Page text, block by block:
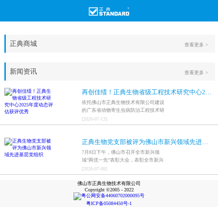
正典商城 查看更多 >
新闻资讯
再创佳绩！正典生物省级工程技术研究中心2025年度动态评估获评优秀
依托佛山市正典生物技术有限公司建设
的广东省动物寄生虫病防治工程技术研
究中心，在全省参评科研平台中综合表
现突出，成功获评最高评价等级“优
[2026-07-13]
正典生物党支部被评为佛山市新兴领域先进基层党组织
7月8日下午，佛山市召开全市新兴领
域“两优一先”表彰大会，表彰全市新兴
领域优秀共产党员、优秀党务工作者和
先进基层党组织，中共佛山市正典生物
技术有限公司支部委员会被评为佛山市
新兴领域先进基层党组织。
[2026-07-08]
查看更多 >
佛山市正典生物技术有限公司
Copyright ©2005 - 2022
粤公网安备44060702000095号
粤ICP备05084450号-1